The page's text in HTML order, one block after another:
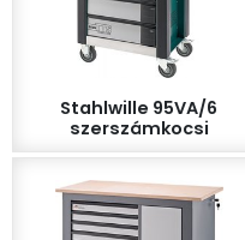
Stahlwille 95VA/6
szerszámkocsi